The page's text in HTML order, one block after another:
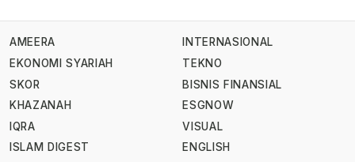
AMEERA
EKONOMI SYARIAH
SKOR
KHAZANAH
IQRA
ISLAM DIGEST
INTERNASIONAL
TEKNO
BISNIS FINANSIAL
ESGNOW
VISUAL
ENGLISH